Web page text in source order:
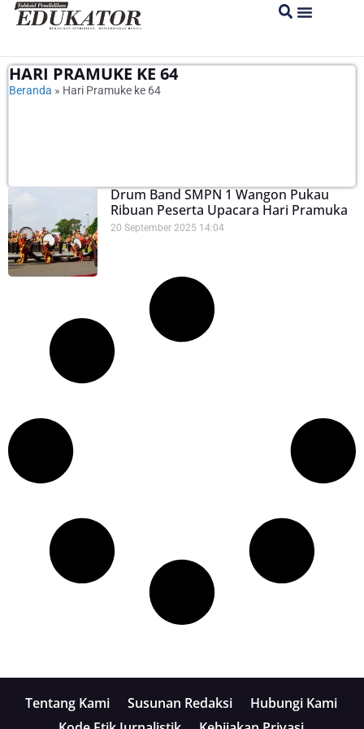
HARI PRAMUKE KE 64
Beranda » Hari Pramuke ke 64
Drum Band SMPN 1 Wangon Pukau
Ribuan Peserta Upacara Hari Pramuka
20 September 2025 14:04
Tentang Kami Susunan Redaksi
Hubungi Kami